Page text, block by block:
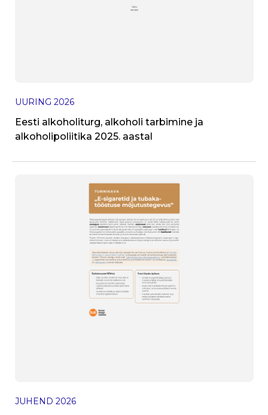
UURING 2026
Eesti alkoholiturg, alkoholi tarbimine ja
alkoholipoliitika 2025. aastal
JUHEND 2026